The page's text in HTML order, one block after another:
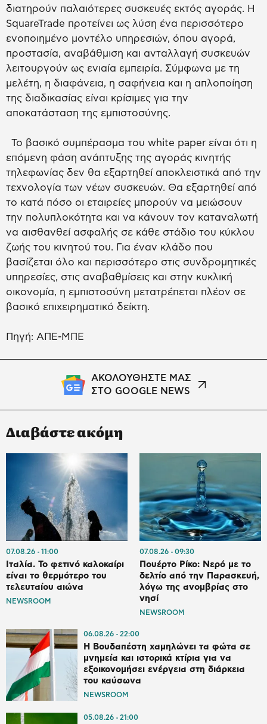
διατηρούν παλαιότερες συσκευές εκτός αγοράς. Η
SquareTrade προτείνει ως λύση ένα περισσότερο
ενοποιημένο μοντέλο υπηρεσιών, όπου αγορά,
προστασία, αναβάθμιση και ανταλλαγή συσκευών
λειτουργούν ως ενιαία εμπειρία. Σύμφωνα με τη
μελέτη, η διαφάνεια, η σαφήνεια και η απλοποίηση
της διαδικασίας είναι κρίσιμες για την
αποκατάσταση της εμπιστοσύνης.
Το βασικό συμπέρασμα του white paper είναι ότι η
επόμενη φάση ανάπτυξης της αγοράς κινητής
τηλεφωνίας δεν θα εξαρτηθεί αποκλειστικά από την
τεχνολογία των νέων συσκευών. Θα εξαρτηθεί από
το κατά πόσο οι εταιρείες μπορούν να μειώσουν
την πολυπλοκότητα και να κάνουν τον καταναλωτή
να αισθανθεί ασφαλής σε κάθε στάδιο του κύκλου
ζωής του κινητού του. Για έναν κλάδο που
βασίζεται όλο και περισσότερο στις συνδρομητικές
υπηρεσίες, στις αναβαθμίσεις και στην κυκλική
οικονομία, η εμπιστοσύνη μετατρέπεται πλέον σε
βασικό επιχειρηματικό δείκτη.
Πηγή: ΑΠΕ-ΜΠΕ
ΑΚΟΛΟΥΘΗΣΤΕ ΜΑΣ
ΣΤΟ GOOGLE NEWS
Διαβάστε ακόμη
07.08.26 11:00
Ιταλία. To φετινό καλοκαίρι
είναι το θερμότερο του
τελευταίου αιώνα
NEWSROOM
07.08.26 09:30
Πουέρτο Ρίκο: Νερό με το
δελτίο από την Παρασκευή,
λόγω της ανομβρίας στο
νησί
NEWSROOM
06.08.26 22:00
Η Βουδαπέστη χαμηλώνει τα φώτα σε
μνημεία και ιστορικά κτίρια για να
εξοικονομήσει ενέργεια στη διάρκεια
του καύσωνα
NEWSROOM
05.08.26 21:00